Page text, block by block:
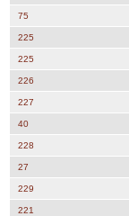
75
225
225
226
227
40
228
27
229
221